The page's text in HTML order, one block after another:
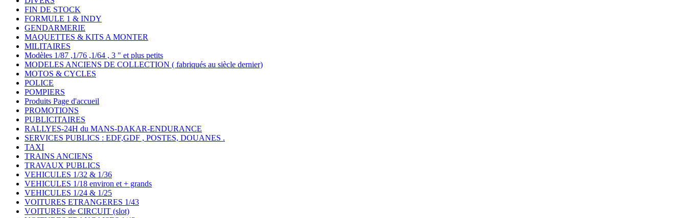
FIN DE STOCK
FORMULE 1 & INDY
GENDARMERIE
MAQUETTES & KITS A MONTER
MILITAIRES
Modèles 1/87 ,1/76 ,1/64 , 3 " et plus petits
MODELES ANCIENS DE COLLECTION ( fabriqués au siècle dernier)
MOTOS & CYCLES
POLICE
POMPIERS
Produits Page d'accueil
PROMOTIONS
PUBLICITAIRES
RALLYES-24H du MANS-DAKAR-ENDURANCE
SERVICES PUBLICS : EDF,GDF , POSTES, DOUANES .
TAXI
TRAINS ANCIENS
TRAVAUX PUBLICS
VEHICULES 1/32 & 1/36
VEHICULES 1/18 environ et + grands
VEHICULES 1/24 & 1/25
VOITURES ETRANGERES 1/43
VOITURES de CIRCUIT (slot)